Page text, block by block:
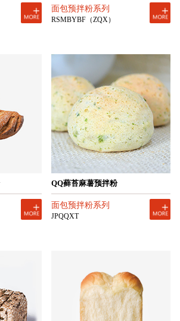
面包预拌粉系列
RSMBYBF（ZQX）
QQ藓苔麻薯预拌粉
面包预拌粉系列
JPQQXT